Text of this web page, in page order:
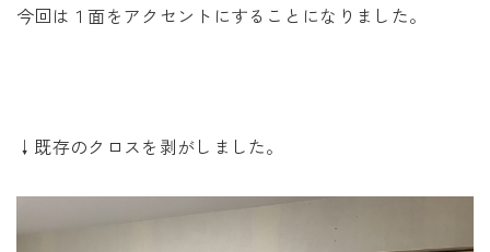
今回は１面をアクセントにすることになりました。
↓既存のクロスを剥がしました。